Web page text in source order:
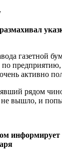
газетной
предприятию,
активно
рядом
вышло, и
информирует